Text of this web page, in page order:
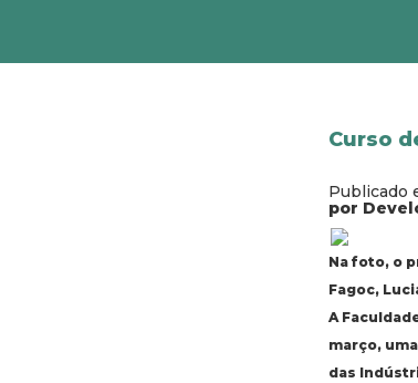
Curso
Publicado
por
Na foto, o
Fagoc,
A
março,
das